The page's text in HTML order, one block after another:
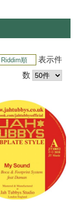
Riddim順
表示件
数